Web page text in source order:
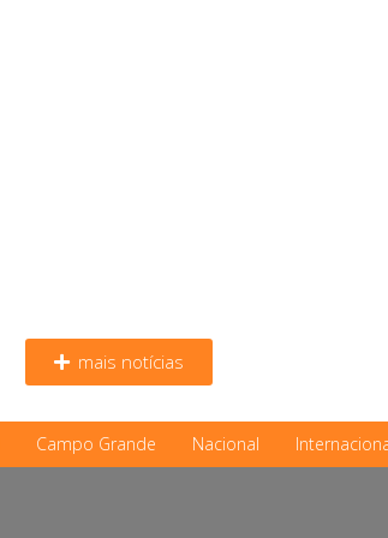
mais notícias
Campo Grande Nacional